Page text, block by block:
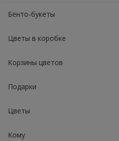
Бенто-букеты
Цветы в коробке
Корзины цветов
Подарки
Цветы
Кому